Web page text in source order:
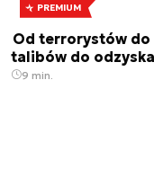
PREMIUM
Od terrorystów do
talibów do
9 min.